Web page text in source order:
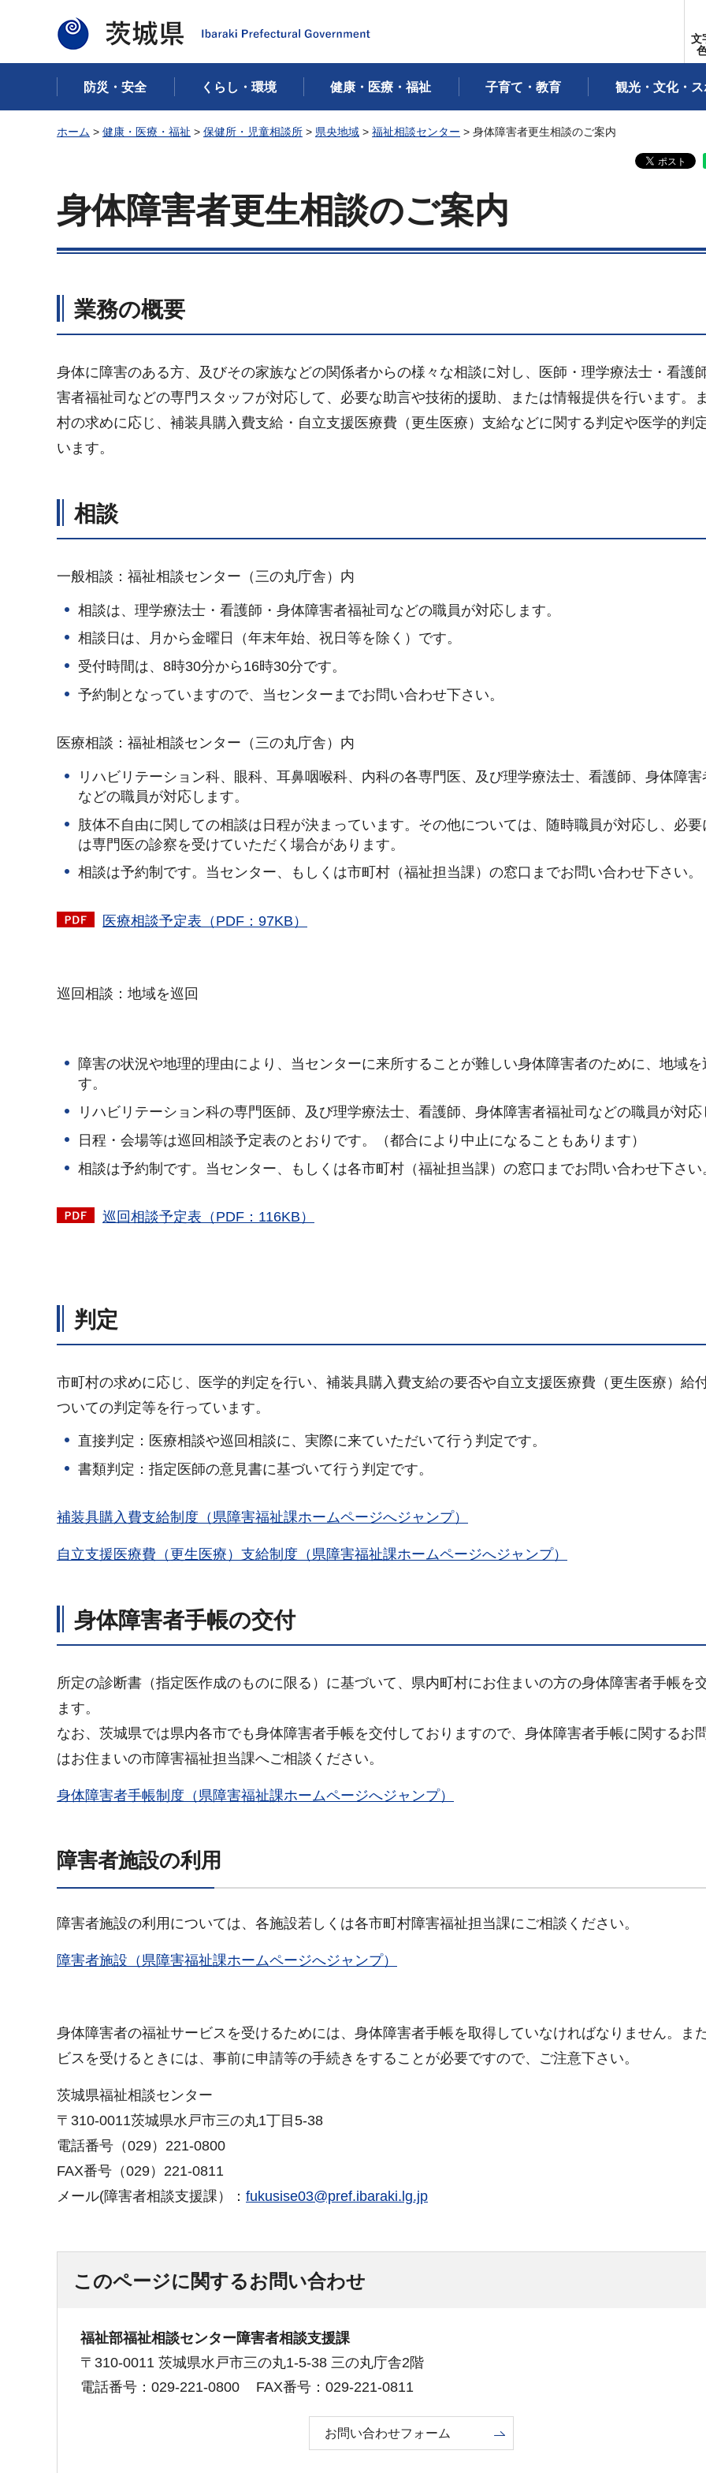
茨城県
文
防災・安全 くらし・環境 健康・医療・福祉 子育て・教育 観光・文化・ス
ホーム > 健康・医療・福祉 > 保健所・児童相談所 > 県央地域 > 福祉相談センター > 身体障害者更生相談のご案内
身体障害者更生相談のご案内
業務の概要
身体に障害のある方、及びその家族などの関係者からの様々な相談に対し、医師・理学療法士・看護
害者福祉司などの専門スタッフが対応して、必要な助言や技術的援助、または情報提供を行います。
村の求めに応じ、補装具購入費支給・自立支援医療費（更生医療）支給などに関する判定や医学的判
います。
相談
一般相談：福祉相談センター（三の丸庁舎）内
相談は、理学療法士・看護師・身体障害者福祉司などの職員が対応します。
相談日は、月から金曜日（年末年始、祝日等を除く）です。
受付時間は、8時30分から16時30分です。
予約制となっていますので、当センターまでお問い合わせ下さい。
医療相談：福祉相談センター（三の丸庁舎）内
リハビリテーション科、眼科、耳鼻咽喉科、内科の各専門医、及び理学療法士、看護師、身体障害
などの職員が対応します。
肢体不自由に関しての相談は日程が決まっています。その他については、随時職員が対応し、必要
は専門医の診察を受けていただく場合があります。
相談は予約制です。当センター、もしくは市町村（福祉担当課）の窓口までお問い合わせ下さい。
医療相談予定表（PDF：97KB）
巡回相談：地域を巡回
障害の状況や地理的理由により、当センターに来所することが難しい身体障害者のために、地域を
す。
リハビリテーション科の専門医師、及び理学療法士、看護師、身体障害者福祉司などの職員が対応
日程・会場等は巡回相談予定表のとおりです。（都合により中止になることもあります）
相談は予約制です。当センター、もしくは各市町村（福祉担当課）の窓口までお問い合わせ下さい
巡回相談予定表（PDF：116KB）
判定
市町村の求めに応じ、医学的判定を行い、補装具購入費支給の要否や自立支援医療費（更生医療）給
ついての判定等を行っています。
直接判定：医療相談や巡回相談に、実際に来ていただいて行う判定です。
書類判定：指定医師の意見書に基づいて行う判定です。
補装具購入費支給制度（県障害福祉課ホームページへジャンプ）
自立支援医療費（更生医療）支給制度（県障害福祉課ホームページへジャンプ）
身体障害者手帳の交付
所定の診断書（指定医作成のものに限る）に基づいて、県内町村にお住まいの方の身体障害者手帳を
ます。
なお、茨城県では県内各市でも身体障害者手帳を交付しておりますので、身体障害者手帳に関するお
はお住まいの市障害福祉担当課へご相談ください。
身体障害者手帳制度（県障害福祉課ホームページへジャンプ）
障害者施設の利用
障害者施設の利用については、各施設若しくは各市町村障害福祉担当課にご相談ください。
障害者施設（県障害福祉課ホームページへジャンプ）
身体障害者の福祉サービスを受けるためには、身体障害者手帳を取得していなければなりません。ま
ビスを受けるときには、事前に申請等の手続きをすることが必要ですので、ご注意下さい。
茨城県福祉相談センター
〒310-0011茨城県水戸市三の丸1丁目5-38
電話番号（029）221-0800
FAX番号（029）221-0811
メール(障害者相談支援課）： fukusise03@pref.ibaraki.lg.jp
このページに関するお問い合わせ
福祉部福祉相談センター障害者相談支援課
〒310-0011 茨城県水戸市三の丸1-5-38 三の丸庁舎2階
電話番号：029-221-0800
FAX番号：029-221-0811
お問い合わせフォーム